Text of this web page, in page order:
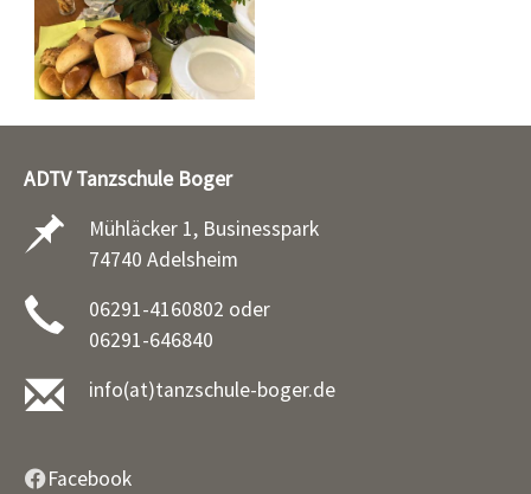
ADTV Tanzschule Boger
Mühläcker 1, Businesspark
74740 Adelsheim
06291-4160802 oder
06291-646840
info(at)tanzschule-boger.de
Facebook